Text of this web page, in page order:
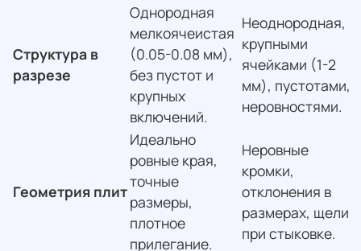
Структура в
разрезе
Однородная
мелкоячеистая
(0.05-0.08 мм),
без пустот и
крупных
включений.
Неоднородная, с
крупными
ячейками (1-2
мм), пустотами,
неровностями.
Геометрия плит
Идеально
ровные края,
точные
размеры,
плотное
прилегание.
Неровные
кромки,
отклонения в
размерах, щели
при стыковке.